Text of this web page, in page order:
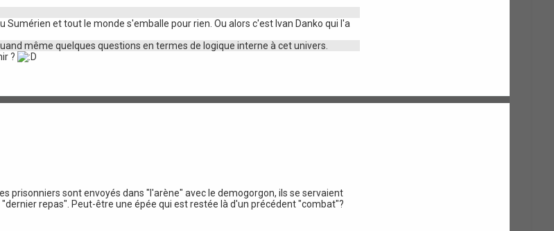
Sumérien et tout le monde s'emballe pour rien. Ou alors c'est Ivan Danko qui l'a
même quelques questions en termes de logique interne à cet univers.
?
prisonniers sont envoyés dans "l'arène" avec le demogorgon, ils se servaient
repas". Peut-être une épée qui est restée là d'un précédent "combat"?